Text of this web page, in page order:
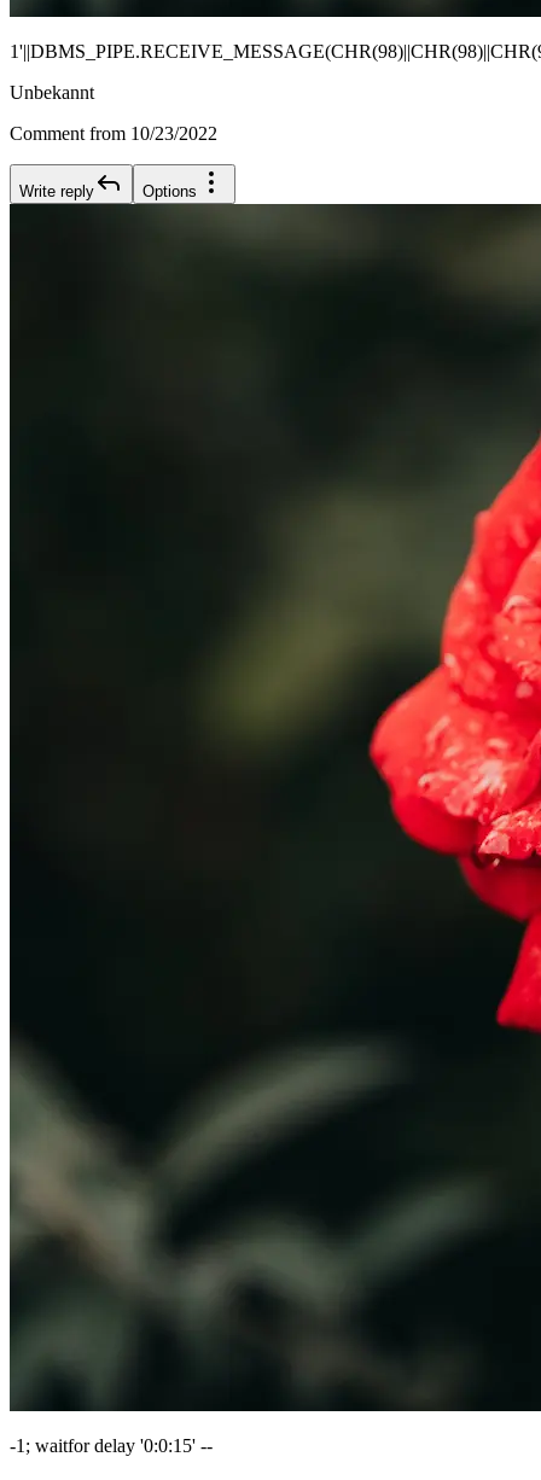
Unbekannt
Comment from 10/23/2022
Write reply Options
-1; waitfor delay '0:0:15' --